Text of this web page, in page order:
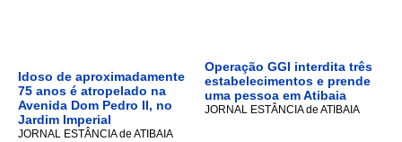
Idoso de aproximadamente
75 anos é atropelado na
Avenida Dom Pedro II, no
Jardim Imperial
JORNAL ESTÂNCIA de ATIBAIA
Operação GGI interdita três
estabelecimentos e prende
uma pessoa em Atibaia
JORNAL ESTÂNCIA de ATIBAIA